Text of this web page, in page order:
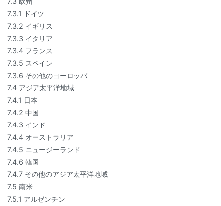
7.3.1 ドイツ
7.3.2 イギリス
7.3.3 イタリア
7.3.4 フランス
7.3.5 スペイン
7.3.6 その他のヨーロッパ
7.4 アジア太平洋地域
7.4.1 日本
7.4.2 中国
7.4.3 インド
7.4.4 オーストラリア
7.4.5 ニュージーランド
7.4.6 韓国
7.4.7 その他のアジア太平洋地域
7.5 南米
7.5.1 アルゼンチン